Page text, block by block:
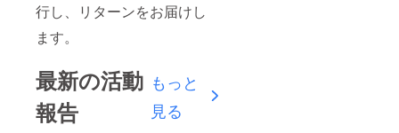
行し、リターンをお届けし
ます。
最新の活動
報告
もっと
見る